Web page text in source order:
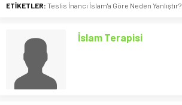
ETİKETLER: Teslis İnancı İslam'a Göre Neden Yanlıştır?
İslam Terapisi